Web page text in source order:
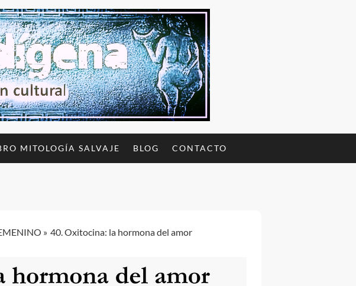
MITOLOGÍA SALVAJE BLOG CONTACTO
40. Oxitocina: la hormona del amor